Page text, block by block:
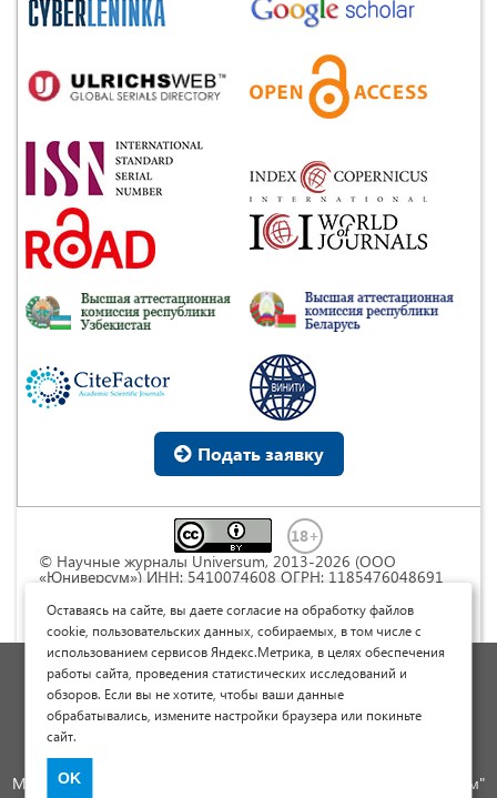
Подать заявку
© Научные журналы Universum, 2013-2026 (ООО
«Юниверсум») ИНН: 5410074608 ОГРН: 1185476048691
Commons « Attribution» («Атрибуция») 4.0
Непортированная
Политика обработки персональных данных
Договор оферты
Опубликовать научную статью
Международный научно-исследовательский журнал "Юниверсум"
Оставаясь на сайте, вы даете согласие на обработку файлов
cookie, пользовательских данных, собираемых, в том числе с
использованием сервисов Яндекс.Метрика, в целях обеспечения
работы сайта, проведения статистических исследований и
обзоров. Если вы не хотите, чтобы ваши данные
обрабатывались, измените настройки браузера или покиньте
сайт.
OK